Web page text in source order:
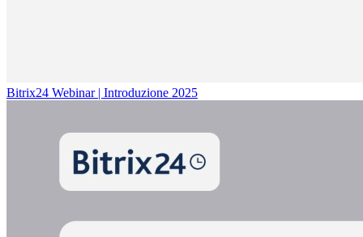
Bitrix24 Webinar | Introduzione 2025